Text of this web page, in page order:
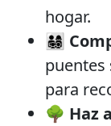
hogar.
👨‍👩‍👧‍👦
para
🌳 Haz